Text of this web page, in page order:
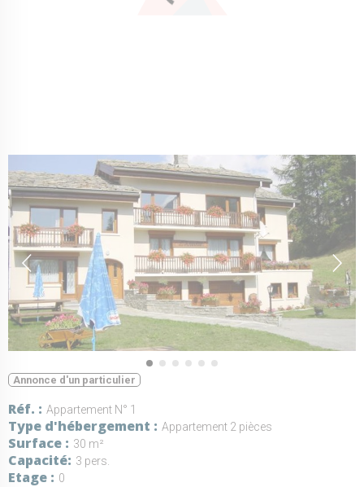
Annonce d'un particulier
Réf. Appartement N° 1
Type d'hébergement Appartement 2 pièces
Surface 30 m²
Capacité 3 pers.
Etage 0